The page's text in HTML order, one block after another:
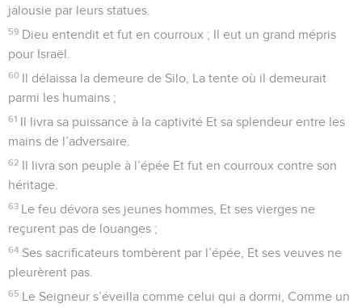
jalousie par leurs statues.
59 Dieu entendit et fut en courroux ; Il eut un grand mépris
pour Israël.
60 Il délaissa la demeure de Silo, La tente où il demeurait
parmi les humains ;
61 Il livra sa puissance à la captivité Et sa splendeur entre les
mains de l’adversaire.
62 Il livra son peuple à l’épée Et fut en courroux contre son
héritage.
63 Le feu dévora ses jeunes hommes, Et ses vierges ne
reçurent pas de louanges ;
64 Ses sacrificateurs tombèrent par l’épée, Et ses veuves ne
pleurèrent pas.
65 Le Seigneur s’éveilla comme celui qui a dormi, Comme un